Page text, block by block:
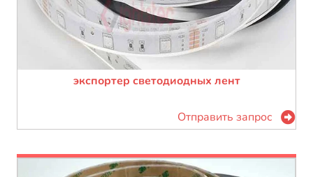
экспортер светодиодных лент
Отправить запрос